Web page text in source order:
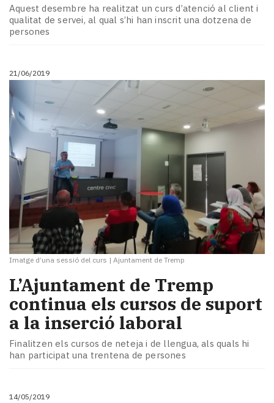
Aquest desembre ha realitzat un curs d’atenció al client i
qualitat de servei, al qual s’hi han inscrit una dotzena de
persones
21/06/2019
Imatge d’una sessió del curs | Ajuntament de Tremp
L’Ajuntament de Tremp
continua els cursos de suport
a la inserció laboral
Finalitzen els cursos de neteja i de llengua, als quals hi
han participat una trentena de persones
14/05/2019